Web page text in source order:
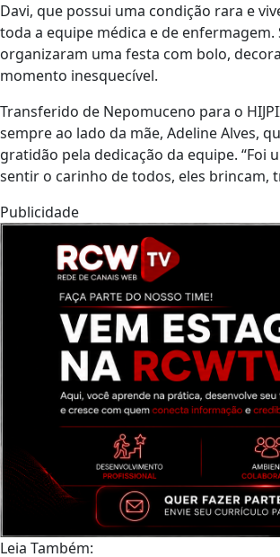
Davi, que possui uma condição rara e
toda a equipe médica e de
organizaram uma festa com bolo,
momento inesquecível.
Transferido de Nepomuceno para o
sempre ao lado da mãe, Adeline Alves,
gratidão pela dedicação da equipe.
sentir o carinho de todos, eles brincam,
Publicidade
Leia Também: